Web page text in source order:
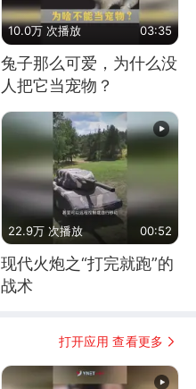
10.0万 次播放 03:35
兔子那么可爱，为什么没
人把它当宠物？
22.9万 次播放 00:52
现代火炮之“打完就跑”的
战术
打开应用 查看更多